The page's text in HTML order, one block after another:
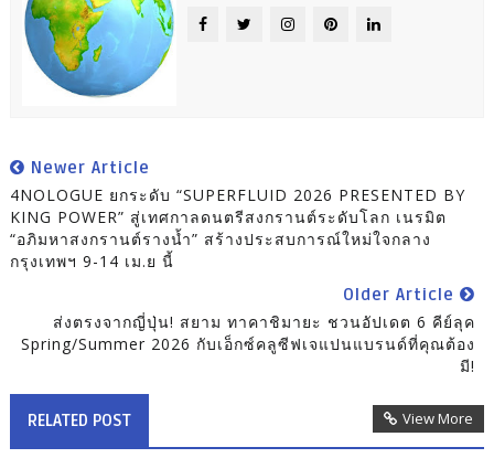
Newer Article
4NOLOGUE ยกระดับ “SUPERFLUID 2026 PRESENTED BY
KING POWER” สู่เทศกาลดนตรีสงกรานต์ระดับโลก เนรมิต
“อภิมหาสงกรานต์รางน้ำ” สร้างประสบการณ์ใหม่ใจกลาง
กรุงเทพฯ 9-14 เม.ย นี้
Older Article
ส่งตรงจากญี่ปุ่น! สยาม ทาคาชิมายะ ชวนอัปเดต 6 คีย์ลุค
Spring/Summer 2026 กับเอ็กซ์คลูซีฟเจแปนแบรนด์ที่คุณต้อง
มี!
RELATED POST View More